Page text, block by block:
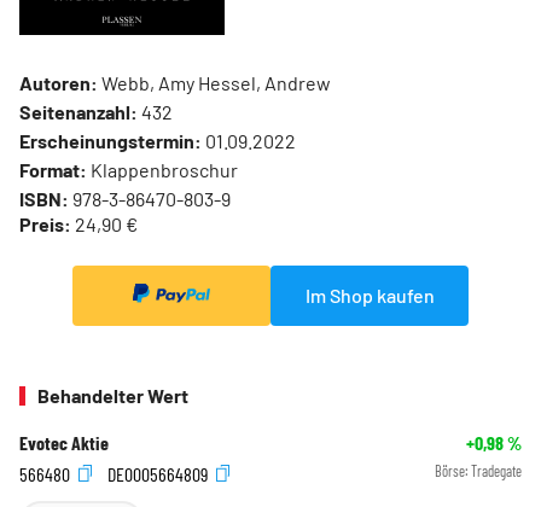
Autoren: Webb, Amy Hessel, Andrew
Seitenanzahl: 432
Erscheinungstermin: 01.09.2022
Format: Klappenbroschur
ISBN: 978-3-86470-803-9
Preis: 24,90 €
Im Shop kaufen
Behandelter Wert
Evotec Aktie +0,98%
566480
DE0005664809 Börse: Tradegate